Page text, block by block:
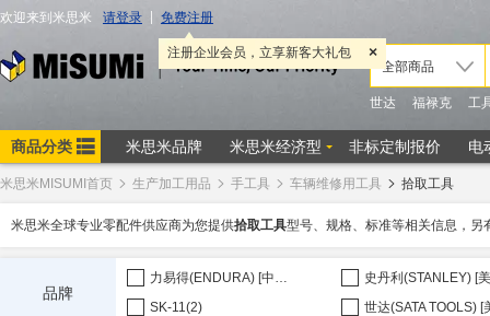
米思米MISUMI首页 生产加工用品 手工具 车辆维修用工具 拾取工具
米思米全球专业零配件供应商为您提供拾取工具型号、规格、标准等相关信息，另
品牌
力易得(ENDURA) [中国](4)
SK-11(2)